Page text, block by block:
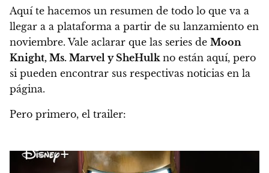
Aquí te hacemos un resumen de todo lo que va a
llegar a a plataforma a partir de su lanzamiento en
noviembre. Vale aclarar que las series de Moon
Knight, Ms. Marvel y SheHulk no están aquí, pero
si pueden encontrar sus respectivas noticias en la
página.
Pero primero, el trailer: